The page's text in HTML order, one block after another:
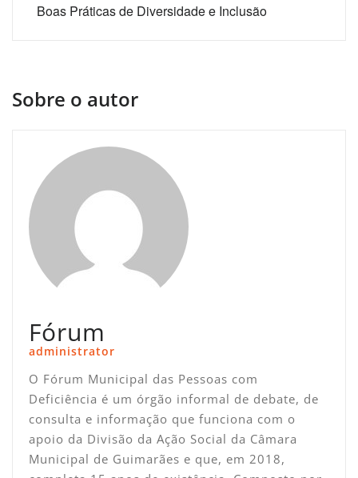
Boas Práticas de Diversidade e Inclusão
Sobre o autor
Fórum
administrator
O Fórum Municipal das Pessoas com
Deficiência é um órgão informal de debate, de
consulta e informação que funciona com o
apoio da Divisão da Ação Social da Câmara
Municipal de Guimarães e que, em 2018,